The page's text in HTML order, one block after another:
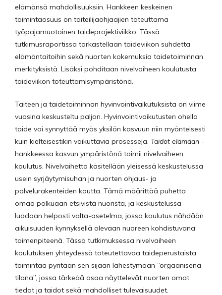
elämänsä mahdollisuuksiin. Hankkeen keskeinen
toimintaosuus on taiteilijaohjaajien toteuttama
työpajamuotoinen taideprojektiviikko. Tässä
tutkimusraportissa tarkastellaan taideviikon suhdetta
elämäntaitoihin sekä nuorten kokemuksia taidetoiminnan
merkityksistä. Lisäksi pohditaan nivelvaiheen koulutusta
taideviikon toteuttamisympäristönä.
Taiteen ja taidetoiminnan hyvinvointivaikutuksista on viime
vuosina keskusteltu paljon. Hyvinvointivaikutusten ohella
taide voi synnyttää myös yksilön kasvuun niin myönteisesti
kuin kielteisestikin vaikuttavia prosesseja. Taidot elämään -
hankkeessa kasvun ympäristönä toimii nivelvaiheen
koulutus. Nivelvaihetta käsitellään yleisessä keskustelussa
usein syrjäytymisuhan ja nuorten ohjaus- ja
palvelurakenteiden kautta. Tämä määrittää puhetta
omaa polkuaan etsivistä nuorista, ja keskustelussa
luodaan helposti valta-asetelma, jossa koulutus nähdään
aikuisuuden kynnyksellä olevaan nuoreen kohdistuvana
toimenpiteenä. Tässä tutkimuksessa nivelvaiheen
koulutuksen yhteydessä toteutettavaa taideperustaista
toimintaa pyritään sen sijaan lähestymään ”orgaanisena
tilana”, jossa tärkeää osaa näyttelevät nuorten omat
tiedot ja taidot sekä mahdolliset tulevaisuudet.